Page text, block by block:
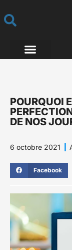
POURQUOI
DE NOS
6 octobre 2021
Facebook